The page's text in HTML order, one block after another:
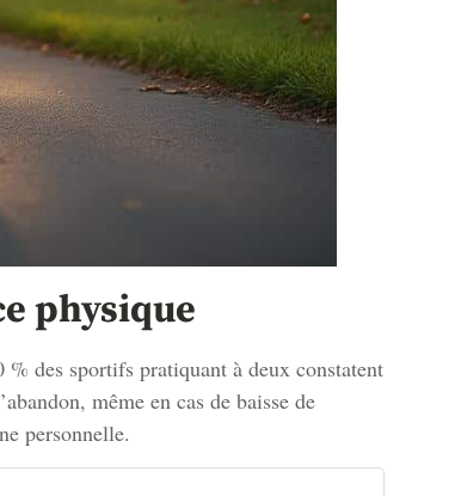
physique
% des sportifs pratiquant à deux constatent
même en cas de baisse de
personnelle.